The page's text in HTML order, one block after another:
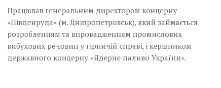
Працював генеральним директором концерну
«Південруда» (м. Дніпропетровськ), який займається
розробленням та впровадженням промислових
вибухових речовин у гірничій справі, і керівником
державного концерну «Ядерне паливо України».